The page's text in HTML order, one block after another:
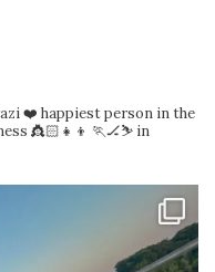
❤️ happiest person in the
👸🏻👧👦 🏃🏒⛷️ in